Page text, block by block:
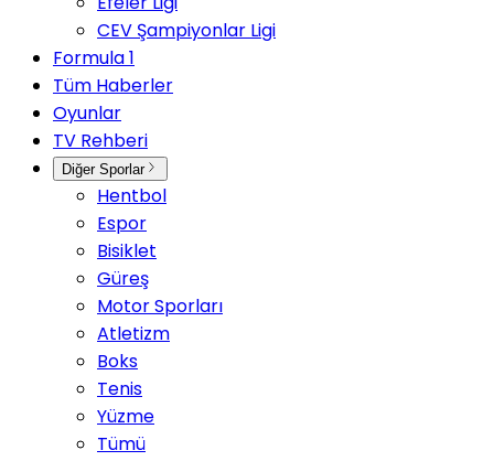
CEV Şampiyonlar Ligi
Formula 1
Tüm Haberler
Oyunlar
TV Rehberi
Diğer Sporlar
Hentbol
Espor
Bisiklet
Güreş
Motor Sporları
Atletizm
Boks
Tenis
Yüzme
Tümü